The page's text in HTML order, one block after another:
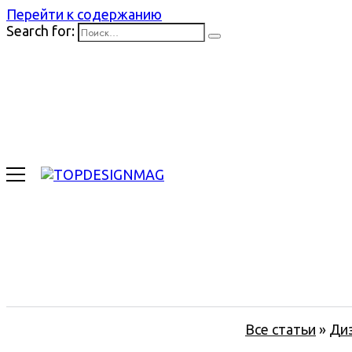
Перейти к содержанию
Search for:
Все статьи »